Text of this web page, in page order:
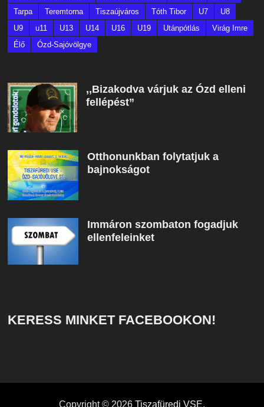
Tarpa
Teremtorna Tiszaújváros Tóth Tibor U7
U8
U9
u11 U13 U14 U16 U19 Utánpótlás
Virág Imre
Élő
Ózd-Sajóvölgye
,,Bizakodva várjuk az Ózd elleni
fellépést”
Otthonunkban folytatjuk a
bajnokságot
Immáron szombaton fogadjuk
ellenfeleinket
KERESS MINKET FACEBOOKON!
Copyright © 2026 Tiszafüredi VSE.